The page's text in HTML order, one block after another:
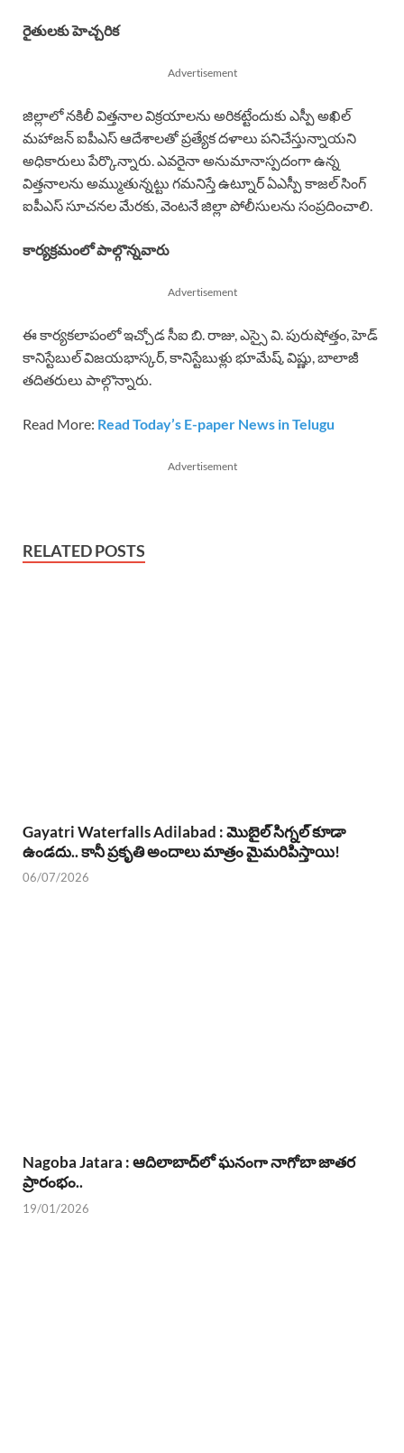
రైతులకు హెచ్చరిక
Advertisement
జిల్లాలో నకిలీ విత్తనాల విక్రయాలను అరికట్టేందుకు ఎస్పీ అఖిల్
మహాజన్ ఐపీఎస్ ఆదేశాలతో ప్రత్యేక దళాలు పనిచేస్తున్నాయని
అధికారులు పేర్కొన్నారు. ఎవరైనా అనుమానాస్పదంగా ఉన్న
విత్తనాలను అమ్ముతున్నట్టు గమనిస్తే ఉట్నూర్ ఏఎస్పీ కాజల్ సింగ్
ఐపీఎస్ సూచనల మేరకు, వెంటనే జిల్లా పోలీసులను సంప్రదించాలి.
కార్యక్రమంలో పాల్గొన్నవారు
Advertisement
ఈ కార్యకలాపంలో ఇచ్చోడ సీఐ బి. రాజు, ఎస్సై వి. పురుషోత్తం, హెడ్
కానిస్టేబుల్ విజయభాస్కర్, కానిస్టేబుళ్లు భూమేష్, విష్ణు, బాలాజీ
తదితరులు పాల్గొన్నారు.
Read More: Read Today’s E-paper News in Telugu
Advertisement
RELATED POSTS
Gayatri Waterfalls Adilabad : మొబైల్ సిగ్నల్ కూడా
ఉండదు.. కానీ ప్రకృతి అందాలు మాత్రం మైమరిపిస్తాయి!
06/07/2026
Nagoba Jatara : ఆదిలాబాద్‌లో ఘనంగా నాగోబా జాతర
ప్రారంభం..
19/01/2026